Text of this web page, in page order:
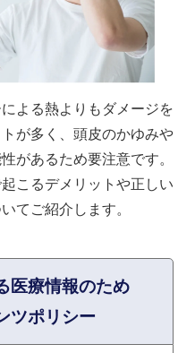
よる熱よりもダメージを
が多く、頭皮のかゆみや
があるため要注意です。
こるデメリットや正しい
てご紹介します。
医療情報のため
ツポリシー